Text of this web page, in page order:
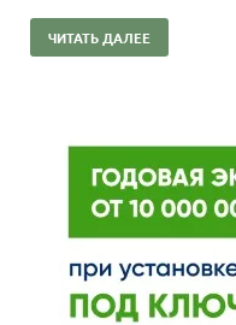
ЧИТАТЬ ДАЛЕЕ